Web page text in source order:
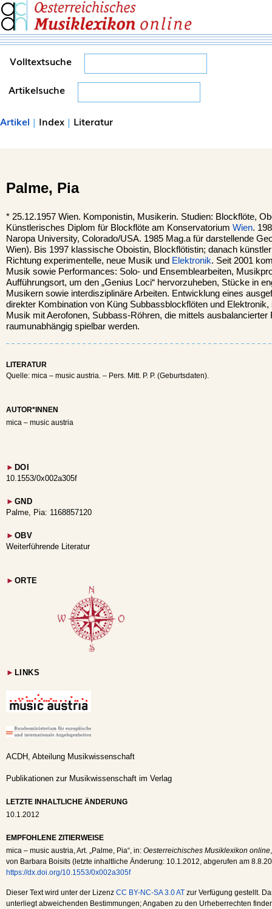
Volltextsuche
Artikelsuche
Artikel | Index | Literatur
Palme, Pia
* 25.12.1957 Wien. Komponistin, Musikerin. Studien: Blockflöte,
Künstlerisches Diplom für Blockflöte am Konservatorium Wien.
Naropa University, Colorado/USA. 1985 Mag.a für darstellende
Wien). Bis 1997 klassische Oboistin, Blockflötistin; danach
Richtung experimentelle, neue Musik und Elektronik. Seit 2001
Musik sowie Performances: Solo- und Ensemblearbeiten,
Aufführungsort, um den „Genius Loci“ hervorzuheben, Stücke in
Musikern sowie interdisziplinäre Arbeiten. Entwicklung eines
direkter Kombination von Küng Subbassblockflöten und
Musik mit Aerofonen, Subbass-Röhren, die mittels ausbalancierter
raumunabhängig spielbar werden.
LITERATUR
Quelle: mica – music austria. – Pers. Mitt. P. P. (Geburtsdaten).
AUTOR*INNEN
mica – music austria
► DOI
10.1553/0x002a305f
► GND
Palme, Pia: 1168857120
► OBV
Weiterführende Literatur
► ORTE
► LINKS
ACDH, Abteilung Musikwissenschaft
Publikationen zur Musikwissenschaft im Verlag
LETZTE INHALTLICHE ÄNDERUNG
10.1.2012
EMPFOHLENE ZITIERWEISE
mica – music austria, Art. „Palme, Pia“, in: Oesterreichisches Musiklexikon online
von Barbara Boisits (letzte inhaltliche Änderung: 10.1.2012, abgerufen am
https://dx.doi.org/10.1553/0x002a305f
Dieser Text wird unter der Lizenz CC BY-NC-SA 3.0 AT zur Verfügung gestellt.
unterliegt abweichenden Bestimmungen; Angaben zu den Urheberrechten